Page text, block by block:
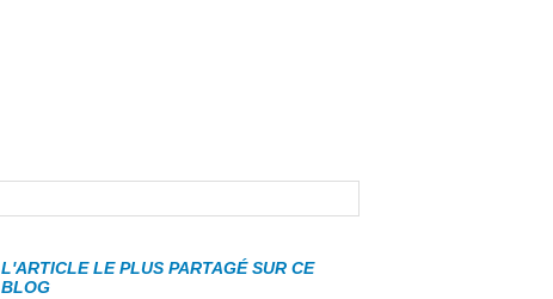
L'ARTICLE LE PLUS PARTAGÉ SUR CE
BLOG